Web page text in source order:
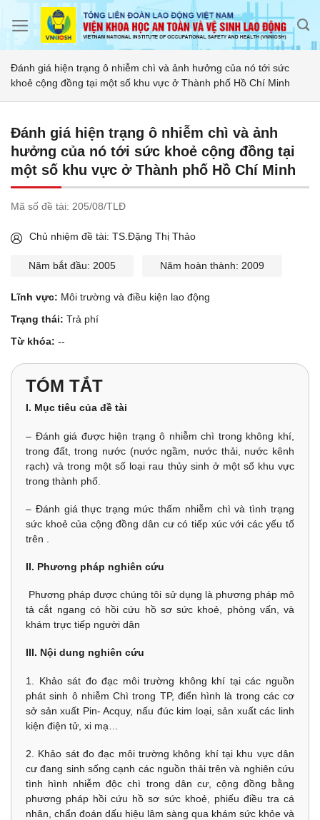
Đánh giá hiện trạng ô nhiễm chì và ảnh hưởng của nó tới sức
khoẻ cộng đồng tại một số khu vực ở Thành phố Hồ Chí Minh
Đánh giá hiện trạng ô nhiễm chì và ảnh
hưởng của nó tới sức khoẻ cộng đồng tại
một số khu vực ở Thành phố Hồ Chí Minh
Mã số đề tài: 205/08/TLĐ
Chủ nhiệm đề tài: TS.Đặng Thị Thảo
Năm bắt đầu: 2005 Năm hoàn thành: 2009
Lĩnh vực: Môi trường và điều kiện lao động
Trạng thái: Trả phí
Từ khóa: --
TÓM TẮT
I. Mục tiêu của đề tài
– Đánh giá được hiện trạng ô nhiễm chì trong không khí,
trong đất, trong nước (nước ngầm, nước thải, nước kênh
rạch) và trong một số loại rau thủy sinh ở một số khu vực
trong thành phố.
– Đánh giá thực trạng mức thấm nhiễm chì và tình trạng
sức khoẻ của cộng đồng dân cư có tiếp xúc với các yếu tố
trên .
II. Phương pháp nghiên cứu
Phương pháp được chúng tôi sử dụng là phương pháp mô
tả cắt ngang có hồi cứu hồ sơ sức khoẻ, phỏng vấn, và
khám trực tiếp người dân
III. Nội dung nghiên cứu
1. Khảo sát đo đạc môi trường không khí tại các nguồn
phát sinh ô nhiễm Chì trong TP, điển hình là trong các cơ
sở sản xuất Pin- Acquy, nấu đúc kim loại, sản xuất các linh
kiện điện tử, xi mạ…
2. Khảo sát đo đạc môi trường không khí tại khu vực dân
cư đang sinh sống cạnh các nguồn thải trên và nghiên cứu
tình hình nhiễm độc chì trong dân cư, cộng đồng bằng
phương pháp hồi cứu hồ sơ sức khoẻ, phiếu điều tra cá
nhân, chẩn đoán dấu hiệu lâm sàng qua khám sức khỏe và